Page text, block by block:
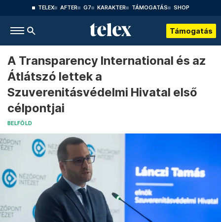
TELEX AFTER G7 KARAKTER TÁMOGATÁS SHOP
Támogatás
A Transparency International és az
Átlátszó lettek a
Szuverenitásvédelmi Hivatal első
célpontjai
BELFÖLD